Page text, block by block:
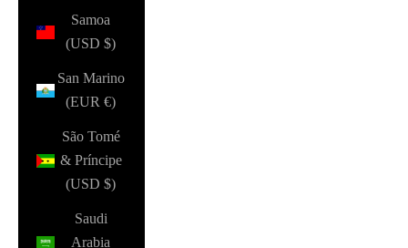
Samoa
(USD $)
San Marino
(EUR €)
São Tomé
& Príncipe
(USD $)
Saudi
Arabia